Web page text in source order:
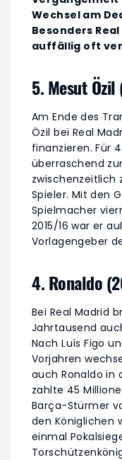
Wechsel am
Besonders
auffällig oft
5. Mesut Özil
Am Ende des
Özil bei Real
finanzieren. Für
überraschend
zwischenzeitlich
Spieler. Mit den
Spielmacher
2015/16 war er
Vorlagengeber
4. Ronaldo
Bei Real Madrid
Jahrtausend
Nach Luís Figo
Vorjahren
auch Ronaldo in
zahlte 45
Barça-Stürmer
den Königlichen
einmal